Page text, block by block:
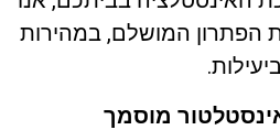
הפתרון המושלם, במהירות
מוסמך